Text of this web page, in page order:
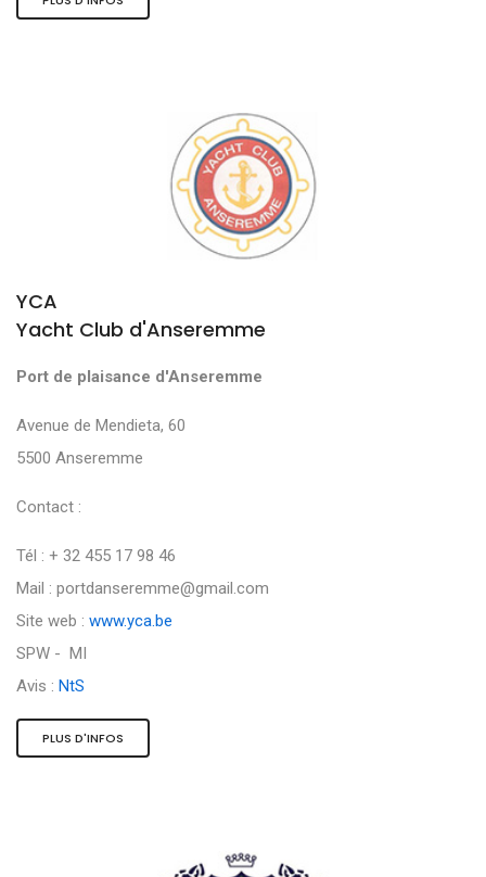
YCA
Yacht Club d'Anseremme
Port de plaisance d'Anseremme
Avenue de Mendieta, 60
5500 Anseremme
Contact :
Tél : + 32 455 17 98 46
Mail : portdanseremme@gmail.com
Site web : www.yca.be
SPW - MI
Avis : NtS
PLUS D'INFOS